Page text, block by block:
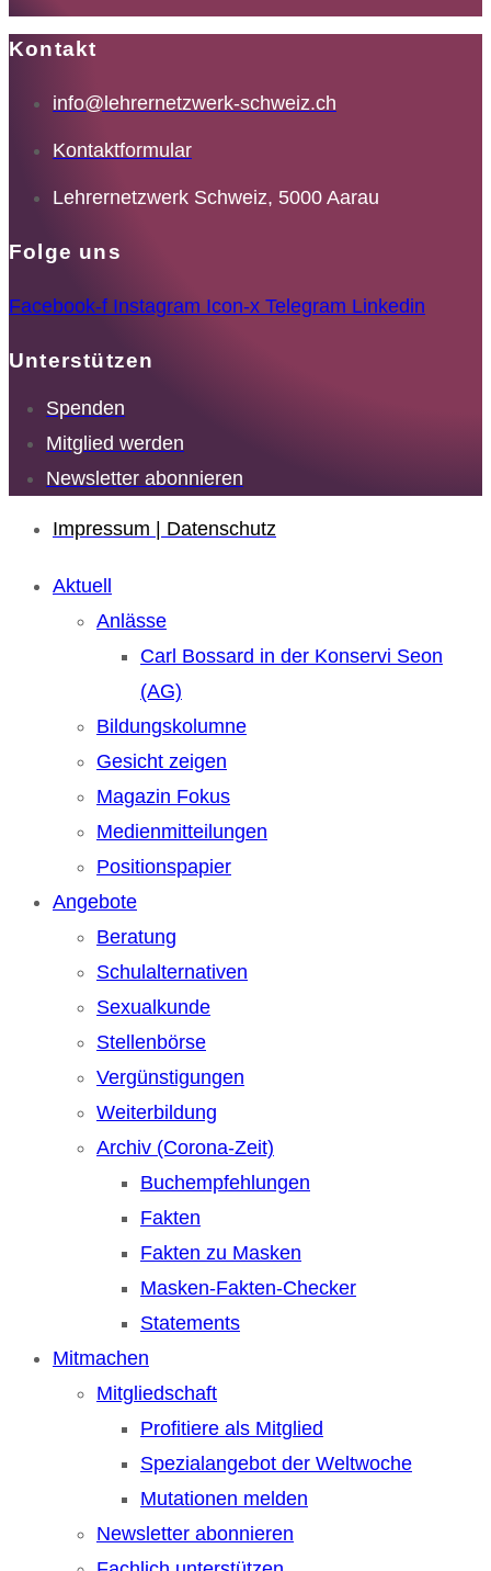
Kontakt
info@lehrernetzwerk-schweiz.ch
Kontaktformular
Lehrernetzwerk Schweiz, 5000 Aarau
Folge uns
Facebook-f Instagram Icon-x Telegram Linkedin
Unterstützen
Spenden
Mitglied werden
Newsletter abonnieren
Impressum | Datenschutz
Aktuell
Anlässe
Carl Bossard in der Konservi Seon
(AG)
Bildungskolumne
Gesicht zeigen
Magazin Fokus
Medienmitteilungen
Positionspapier
Angebote
Beratung
Schulalternativen
Sexualkunde
Stellenbörse
Vergünstigungen
Weiterbildung
Archiv (Corona-Zeit)
Buchempfehlungen
Fakten
Fakten zu Masken
Masken-Fakten-Checker
Statements
Mitmachen
Mitgliedschaft
Profitiere als Mitglied
Spezialangebot der Weltwoche
Mutationen melden
Newsletter abonnieren